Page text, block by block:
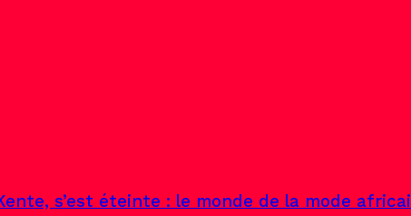
s’est éteinte : le monde de la mode